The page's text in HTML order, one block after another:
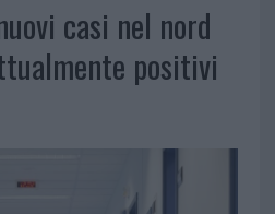
casi nel nord
positivi